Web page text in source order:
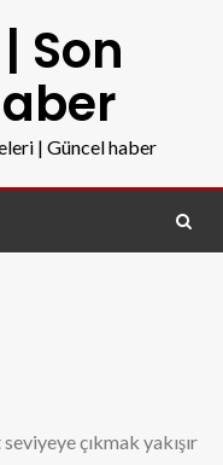
Son
| Güncel haber
çıkmak yakışır